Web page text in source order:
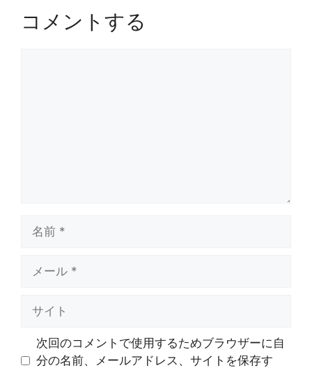
コメントする
次回のコメントで使用するためブラウザーに自
分の名前、メールアドレス、サイトを保存す